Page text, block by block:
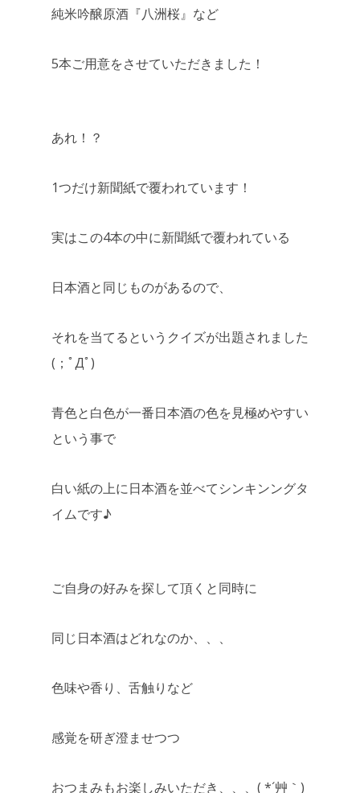
純米吟醸原酒『八洲桜』など
5本ご用意をさせていただきました！
あれ！？
1つだけ新聞紙で覆われています！
実はこの4本の中に新聞紙で覆われている
日本酒と同じものがあるので、
それを当てるというクイズが出題されました
(；ﾟДﾟ)
青色と白色が一番日本酒の色を見極めやすい
という事で
白い紙の上に日本酒を並べてシンキンングタ
イムです♪
ご自身の好みを探して頂くと同時に
同じ日本酒はどれなのか、、、
色味や香り、舌触りなど
感覚を研ぎ澄ませつつ
おつまみもお楽しみいただき、、、( *´艸｀)